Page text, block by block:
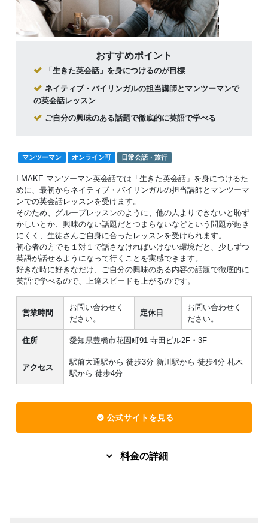
外国人教
師 （プラ
クティカ
マンツーマン 子供向け 日常英会話
18,810円(税込) / 月
回数：4 / 1セッション30分
プライベ
ートレッ
5,800
回数：1 / 1セッション30分
ーレッス
ン
17,050円(税込) / 月
英検ラウ
ンドアッ
プ レッス
ン (5～3級
各クラス)
グループレッスン
70,400 円(税込) / 総額
回数：16 / 1セッション50分
英検プラ
イベート
レッスン
マンツーマン 英検
7,260円(税込) / 総額
回数：1 / 1セッション40分
L&R・
TOEIC
ウンドア
グループレッスン TOEIC
70,400
回数：16 / 1セッション50分
TOEIC
Bridge プ
マンツーマン TOEIC
7,260
回数：4 / 1セッション40分
おすすめポイント
「生きた英会話」を身につけるのが目標
ネイティブ・バイリンガルの担当講師とマンツーマンで
の英会話レッスン
ご自分の興味のある話題で徹底的に英語で学べる
マンツーマン オンライン可 日常会話・旅行
I-MAKE マンツーマン英会話では「生きた英会話」を身につけるた
めに、最初からネイティブ・バイリンガルの担当講師とマンツーマ
ンでの英会話レッスンを受けます。
そのため、グループレッスンのように、他の人よりできないと恥ず
かしいとか、興味のない話題だとつまらないなどという問題が起き
にくく、生徒さんご自身に合ったレッスンを受けられます。
初心者の方でも１対１で話さなければいけない環境だと、少しずつ
英語が話せるようになって行くことを実感できます。
好きな時に好きなだけ、ご自分の興味のある内容の話題で徹底的に
英語で学べるので、上達スピードも上がるのです。
営業時間
お問い合わせく
ださい。
定休日
お問い合わせく
ださい。
住所 愛知県豊橋市花園町91 寺田ビル2F・3F
アクセス
駅前大通駅から 徒歩3分 新川駅から 徒歩4分 札木
駅から 徒歩4分
公式サイトを見る
料金の詳細